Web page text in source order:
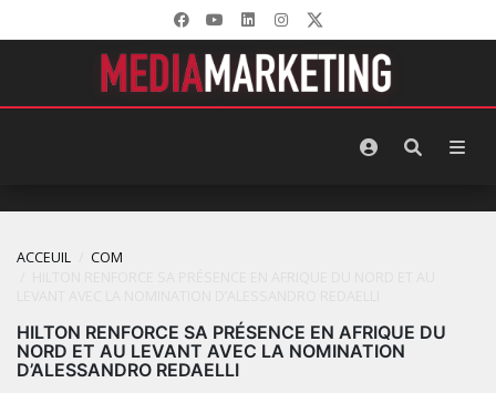
ACCEUIL
COM
HILTON RENFORCE SA PRÉSENCE EN AFRIQUE DU
NORD ET AU LEVANT AVEC LA NOMINATION
D’ALESSANDRO REDAELLI